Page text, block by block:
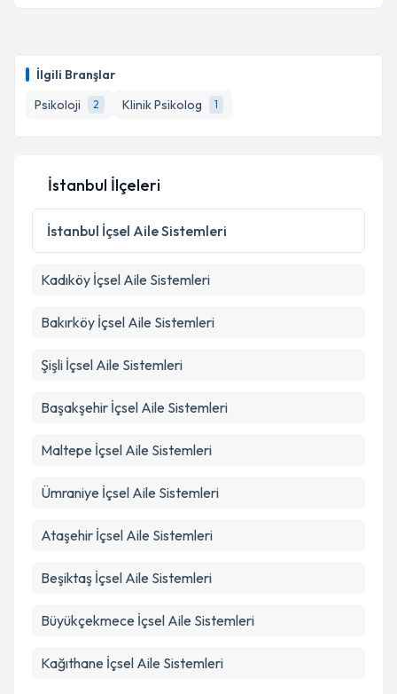
İlgili Branşlar
Psikoloji
2 Klinik Psikolog 1
takvim hazırlandığında e-posta ile bilgilendireceğiz.
E-posta Adresiniz
Kişisel verilerimin işlenmesine ilişkinAydınlatma
Metni
'ni okudum ve kişisel verilerimin belirtilen
kapsamda işlenmesini kabul ediyorum.
İstanbul İlçeleri
İstanbul İçsel Aile Sistemleri
Kadıköy İçsel Aile Sistemleri
Bakırköy İçsel Aile Sistemleri
Şişli İçsel Aile Sistemleri
Başakşehir İçsel Aile Sistemleri
Maltepe İçsel Aile Sistemleri
Ümraniye İçsel Aile Sistemleri
Ataşehir İçsel Aile Sistemleri
Beşiktaş İçsel Aile Sistemleri
Büyükçekmece İçsel Aile Sistemleri
Kağıthane İçsel Aile Sistemleri